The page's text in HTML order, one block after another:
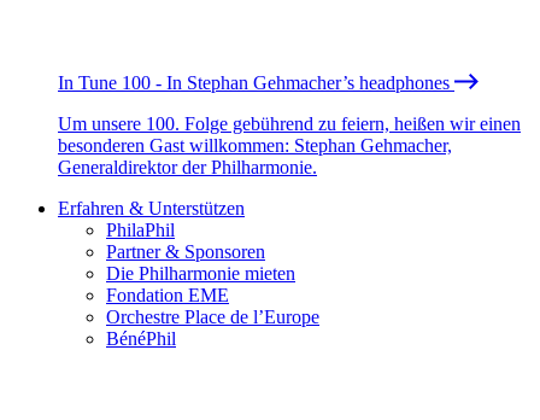
In Tune 100 - In Stephan Gehmacher’s headphones
Um unsere 100. Folge gebührend zu feiern, heißen wir einen
besonderen Gast willkommen: Stephan Gehmacher,
Generaldirektor der Philharmonie.
Erfahren & Unterstützen
PhilaPhil
Partner & Sponsoren
Die Philharmonie mieten
Fondation EME
Orchestre Place de l’Europe
BénéPhil